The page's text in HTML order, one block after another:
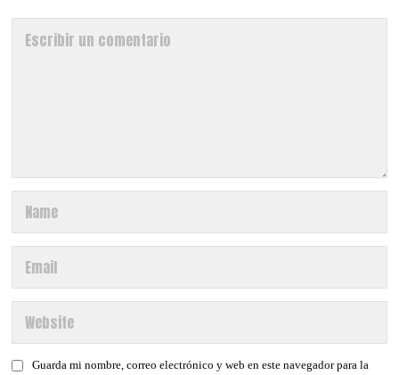
Guarda mi nombre, correo electrónico y web en este navegador para la